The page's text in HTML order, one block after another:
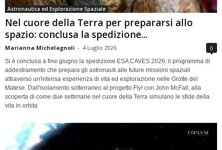
Astronautica ed Esplorazione Spaziale
Nel cuore della Terra per prepararsi allo
spazio: conclusa la spedizione...
Marianna Michelagnoli - 4 Luglio 2026 0
Si è conclusa a fine giugno la spedizione ESA CAVES 2026, il programma di
addestramento che prepara gli astronauti alle future missioni spaziali
attraverso un'intensa esperienza di vita ed esplorazione nelle Grotte del
Matese. Dall'isolamento sotterraneo al progetto Fly! con John McFall, alla
scoperta di come due settimane nel cuore della Terra simulano le sfide della
vita in orbita